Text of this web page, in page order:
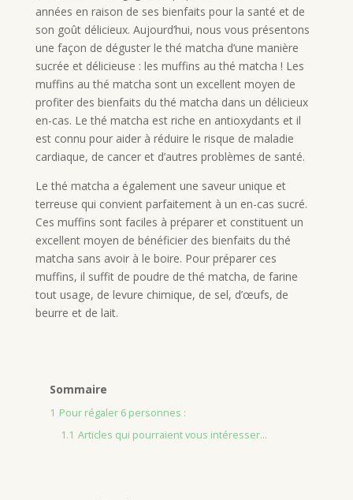
années en raison de ses bienfaits pour la santé et de
son goût délicieux. Aujourd’hui, nous vous présentons
une façon de déguster le thé matcha d’une manière
sucrée et délicieuse : les muffins au thé matcha ! Les
muffins au thé matcha sont un excellent moyen de
profiter des bienfaits du thé matcha dans un délicieux
en-cas. Le thé matcha est riche en antioxydants et il
est connu pour aider à réduire le risque de maladie
cardiaque, de cancer et d’autres problèmes de santé.
Le thé matcha a également une saveur unique et
terreuse qui convient parfaitement à un en-cas sucré.
Ces muffins sont faciles à préparer et constituent un
excellent moyen de bénéficier des bienfaits du thé
matcha sans avoir à le boire. Pour préparer ces
muffins, il suffit de poudre de thé matcha, de farine
tout usage, de levure chimique, de sel, d’œufs, de
beurre et de lait.
Sommaire
1 Pour régaler 6 personnes :
1.1 Articles qui pourraient vous intéresser...